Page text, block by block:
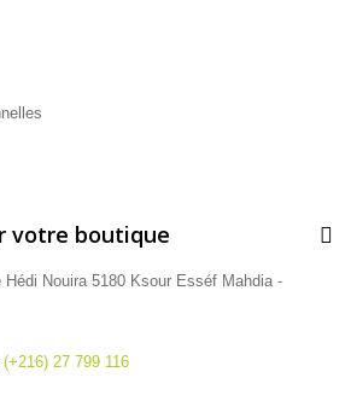
votre boutique
Hédi Nouira 5180 Ksour Esséf Mahdia -
(+216) 27 799 116